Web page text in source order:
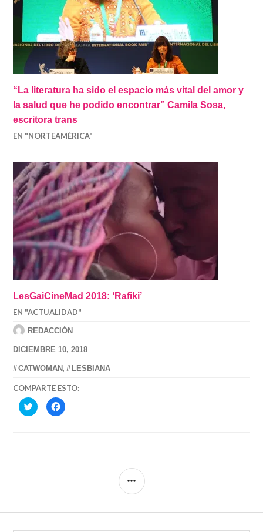
“La literatura ha sido el espacio más vital del amor y
la salud que he podido encontrar” Camila Sosa,
escritora trans
EN "NORTEAMÉRICA"
LesGaiCineMad 2018: ‘Rafiki’
EN "ACTUALIDAD"
REDACCIÓN
DICIEMBRE 10, 2018
CATWOMAN, LESBIANA
COMPARTE ESTO:
HAZ
CLIC
PARA
HAZ
CLIC
SIDEBAR